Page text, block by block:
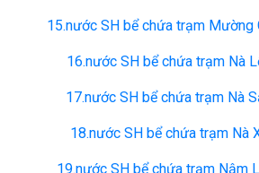
15.nước SH bể chứa trạm Mường
16.nước SH bể chứa trạm Nà
17.nước SH bể chứa trạm Nà
18.nước SH bể chứa trạm Nà
19.nước SH bể chứa trạm Nậm